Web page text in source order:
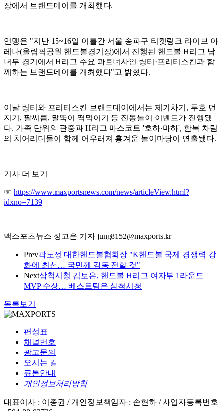
장에서 브랜드데이를 개최했다.
연맹은 "지난 15~16일 이틀간 서울 송파구 티켓링크 라이브 아
레나(올림픽공원 핸드볼경기장)에서 진행된 핸드볼 H리그 남
녀부 경기에서 H리그 주요 파트너사인 링티·프리티스킨과 함
께하는 브랜드데이를 개최했다"고 밝혔다.
이날 링티와 프리티스킨 브랜드데이에서는 제기차기, 투호 던
지기, 팔씨름, 말뚝이 떡먹이기 등 전통놀이 이벤트가 진행됐
다. 가족 단위의 관중과 H리그 마스코트 '호하·마하', 한복 차림
의 치어리더들이 함께 어우러져 흥겨운 놀이마당이 연출됐다.
기사 더 보기
☞ https://www.maxportsnews.com/news/articleView.html?
idxno=7139
맥스포츠뉴스 정고은 기자 jung8152@maxports.kr
Prev곽노정 대한핸드볼협회장 "K핸드볼 국제 경쟁력 강
화에 최선… 국민께 감동 전할 것"
Next삼척시청 김보은, 핸드볼 H리그 여자부 1라운드
MVP 수상… 베스트팀은 삼척시청
목록보기
편성표
채널번호
광고문의
오시는 길
큐톤안내
개인정보처리방침
대표이사 : 이종권 / 개인정보책임자 : 손현하 / 사업자등록번호